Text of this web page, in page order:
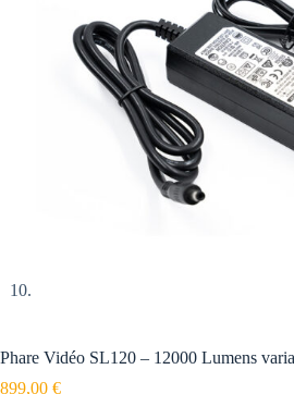
Phare Vidéo SL120 – 12000 Lumens
899,00 €